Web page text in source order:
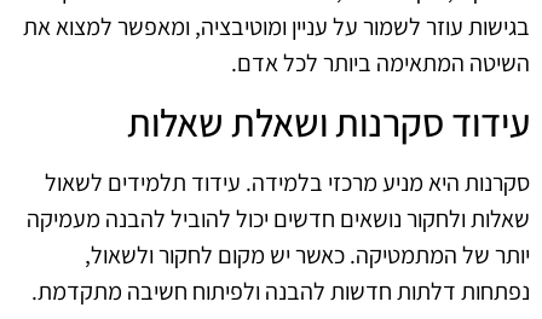
בגישות עוזר לשמור על עניין ומוטיבציה, ומאפשר למצוא את
השיטה המתאימה ביותר לכל אדם.
עידוד סקרנות ושאלת שאלות
סקרנות היא מניע מרכזי בלמידה. עידוד תלמידים לשאול
שאלות ולחקור נושאים חדשים יכול להוביל להבנה מעמיקה
יותר של המתמטיקה. כאשר יש מקום לחקור ולשאול,
נפתחות דלתות חדשות להבנה ולפיתוח חשיבה מתקדמת.